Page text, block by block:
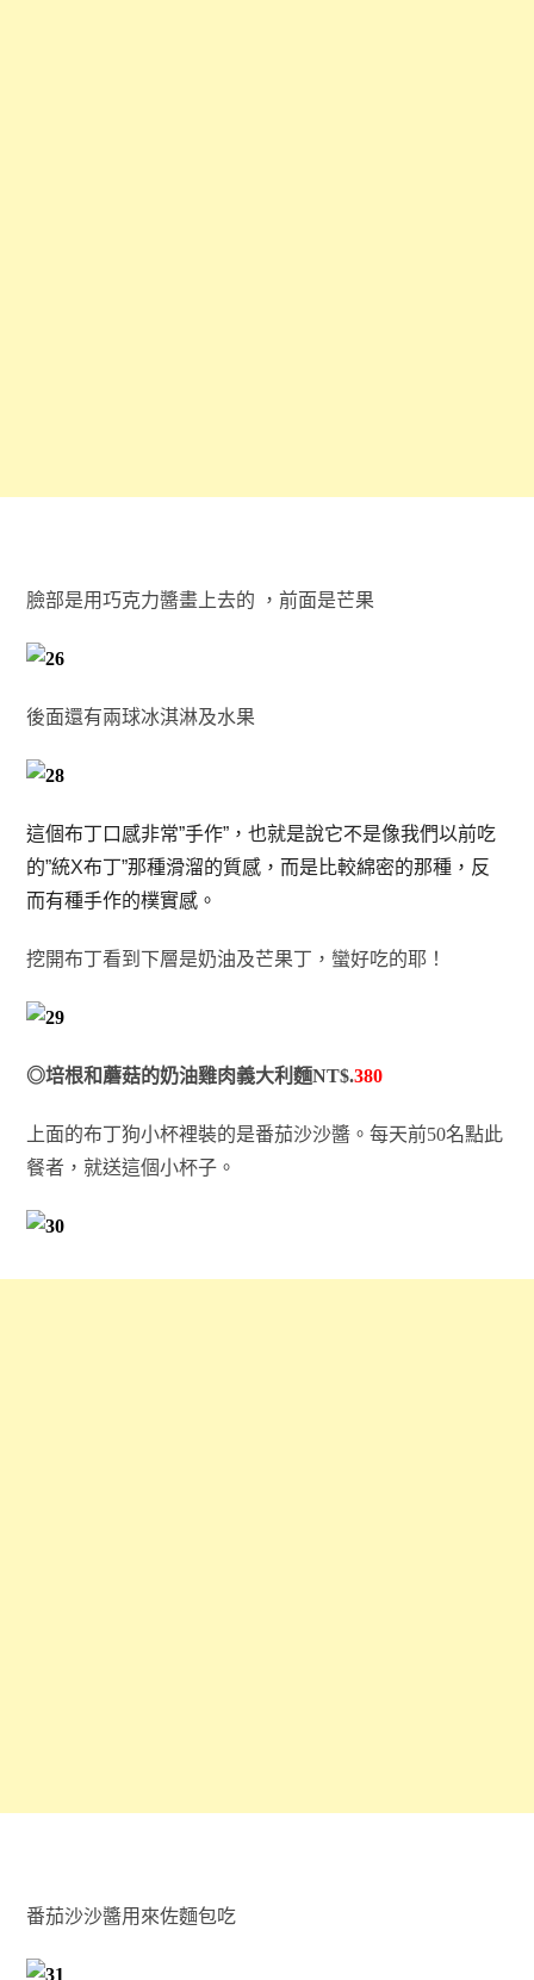
臉部是用巧克力醬畫上去的 ，前面是芒果
後面還有兩球冰淇淋及水果
這個布丁口感非常”手作”，也就是說它不是像我們以前吃
的”統X布丁”那種滑溜的質感，而是比較綿密的那種，反
而有種手作的樸實感。
挖開布丁看到下層是奶油及芒果丁，蠻好吃的耶！
◎培根和蘑菇的奶油雞肉義大利麵NT$.380
上面的布丁狗小杯裡裝的是番茄沙沙醬。每天前50名點此
餐者，就送這個小杯子。
番茄沙沙醬用來佐麵包吃